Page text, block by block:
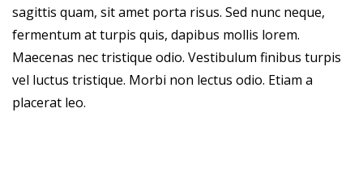
sagittis quam, sit amet porta risus. Sed nunc neque,
fermentum at turpis quis, dapibus mollis lorem.
Maecenas nec tristique odio. Vestibulum finibus turpis
vel luctus tristique. Morbi non lectus odio. Etiam a
placerat leo.